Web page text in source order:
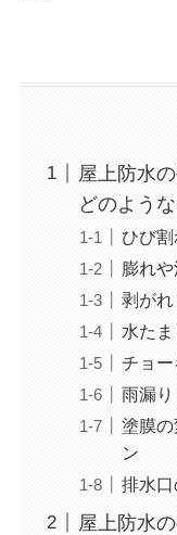
屋上防水
どのよう
ひび
膨れ
剥が
水た
チョ
雨漏
塗膜
ン
排水
屋上防水